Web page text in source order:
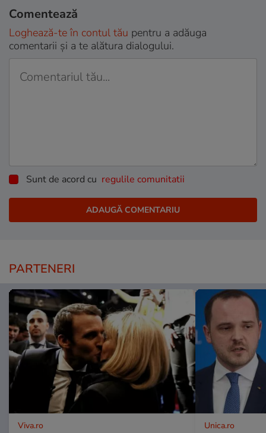
Comentează
Loghează-te în contul tău pentru a adăuga
comentarii și a te alătura dialogului.
Sunt de acord cu regulile comunitatii
PARTENERI
Viva.ro Unica.ro